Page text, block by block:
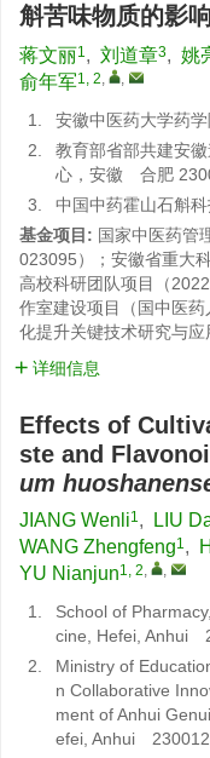
斛苦味物质的影响
蒋文丽1, 刘道章3, 姚
俞年军1, 2, ,
1.
安徽中医药大学药
2.
教育部省部共建安
心，安徽 合肥
3.
中国中药霍山石斛
基金项目: 国家中医药管
023095）；安徽省重大
高校科研团队项目（
作室建设项目（国中医
化提升关键技术研究与应
详细信息
Effects of
ste and
um
JIANG Wenli1, LIU
WANG Zhengfeng1,
YU Nianjun1, 2, ,
1.
School of
cine, Hefei, Anhui
2.
Ministry of
n Collaborative
ment of Anhui
efei, Anhui